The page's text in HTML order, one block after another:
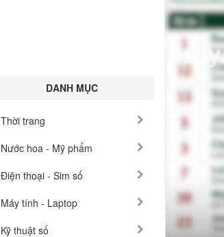
DANH MỤC
Thời trang
Nước hoa - Mỹ phẩm
Điện thoại - Sim số
Máy tính - Laptop
Kỹ thuật số